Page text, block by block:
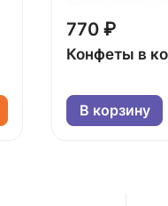
770 ₽
Конфеты в
В корзину